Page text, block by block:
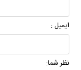
ایمیل :
نظر شما: